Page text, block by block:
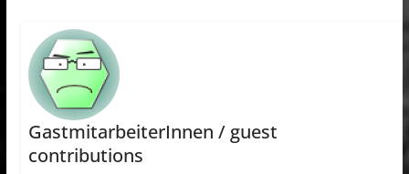
GastmitarbeiterInnen / guest
contributions